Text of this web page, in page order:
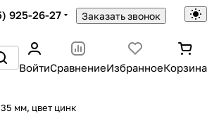
925-26-27 Заказать звонок
ВойтиСравнениеИзбранноеКорзина
мм, цвет цинк